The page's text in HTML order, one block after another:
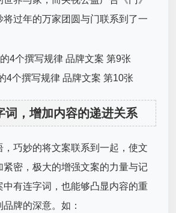
将过年的万家团圆与门联系到了一
词，增加内容的递进关系
，巧妙的将文案联系到一起，使文
紧密，极大的增强文案的力量与记
中有连字词，也能够凸显内容的重
牌的深意。如：